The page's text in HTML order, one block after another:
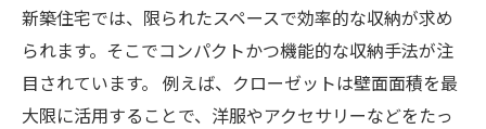
新築住宅では、限られたスペースで効率的な収納が求め
られます。そこでコンパクトかつ機能的な収納手法が注
目されています。 例えば、クローゼットは壁面面積を最
大限に活用することで、洋服やアクセサリーなどをたっ